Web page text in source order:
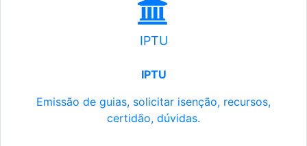
IPTU
IPTU
Emissão de guias, solicitar isenção, recursos,
certidão, dúvidas.